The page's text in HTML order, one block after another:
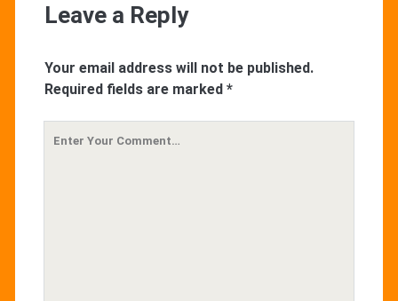
Leave a Reply
Your email address will not be published.
Required fields are marked *